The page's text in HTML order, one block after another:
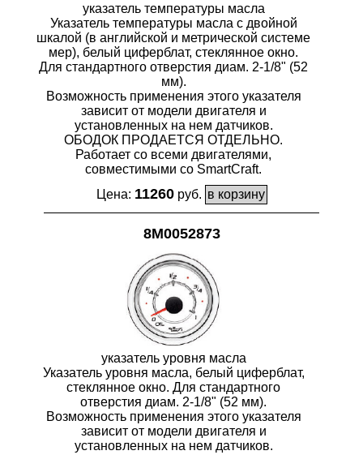
указатель температуры масла
Указатель температуры масла с двойной
шкалой (в английской и метрической системе
мер), белый циферблат, стеклянное окно.
Для стандартного отверстия диам. 2-1/8" (52
мм).
Возможность применения этого указателя
зависит от модели двигателя и
установленных на нем датчиков.
ОБОДОК ПРОДАЕТСЯ ОТДЕЛЬНО.
Работает со всеми двигателями,
совместимыми со SmartCraft.
Цена: 11260руб.
8M0052873
указатель уровня масла
Указатель уровня масла, белый циферблат,
стеклянное окно. Для стандартного
отверстия диам. 2-1/8" (52 мм).
Возможность применения этого указателя
зависит от модели двигателя и
установленных на нем датчиков.